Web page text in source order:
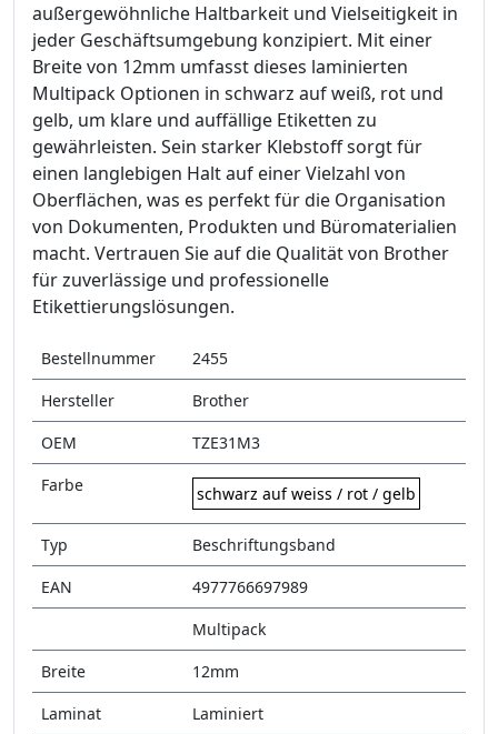
außergewöhnliche Haltbarkeit und Vielseitigkeit in
jeder Geschäftsumgebung konzipiert. Mit einer
Breite von 12mm umfasst dieses laminierten
Multipack Optionen in schwarz auf weiß, rot und
gelb, um klare und auffällige Etiketten zu
gewährleisten. Sein starker Klebstoff sorgt für
einen langlebigen Halt auf einer Vielzahl von
Oberflächen, was es perfekt für die Organisation
von Dokumenten, Produkten und Büromaterialien
macht. Vertrauen Sie auf die Qualität von Brother
für zuverlässige und professionelle
Etikettierungslösungen.
Bestellnummer
2455
Hersteller
Brother
OEM
TZE31M3
Farbe
schwarz auf weiss / rot / gelb
Typ
Beschriftungsband
EAN
4977766697989
Multipack
Breite
12mm
Laminat
Laminiert